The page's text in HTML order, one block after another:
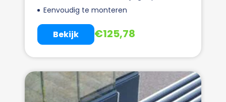
Eenvoudig te monteren
€125,78
Bekijk